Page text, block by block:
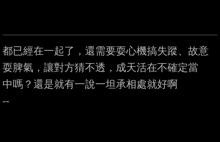
都已經在一起了，還需要耍心機搞失蹤、故意
耍脾氣，讓對方猜不透，成天活在不確定當
中嗎？還是就有一說一坦承相處就好啊